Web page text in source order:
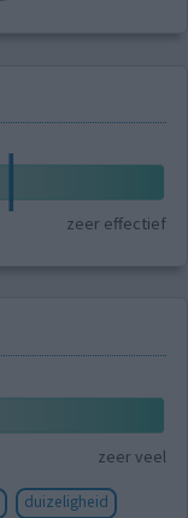
zeer effectief
zeer veel
duizeligheid